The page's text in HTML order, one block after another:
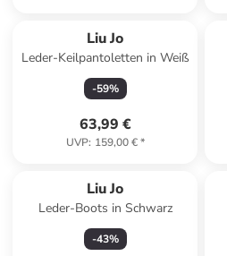
Liu Jo
Leder-Keilpantoletten in Weiß
-59%
63,99 €
UVP: 159,00 €*
Liu Jo
Leder-Boots in Schwarz
-43%